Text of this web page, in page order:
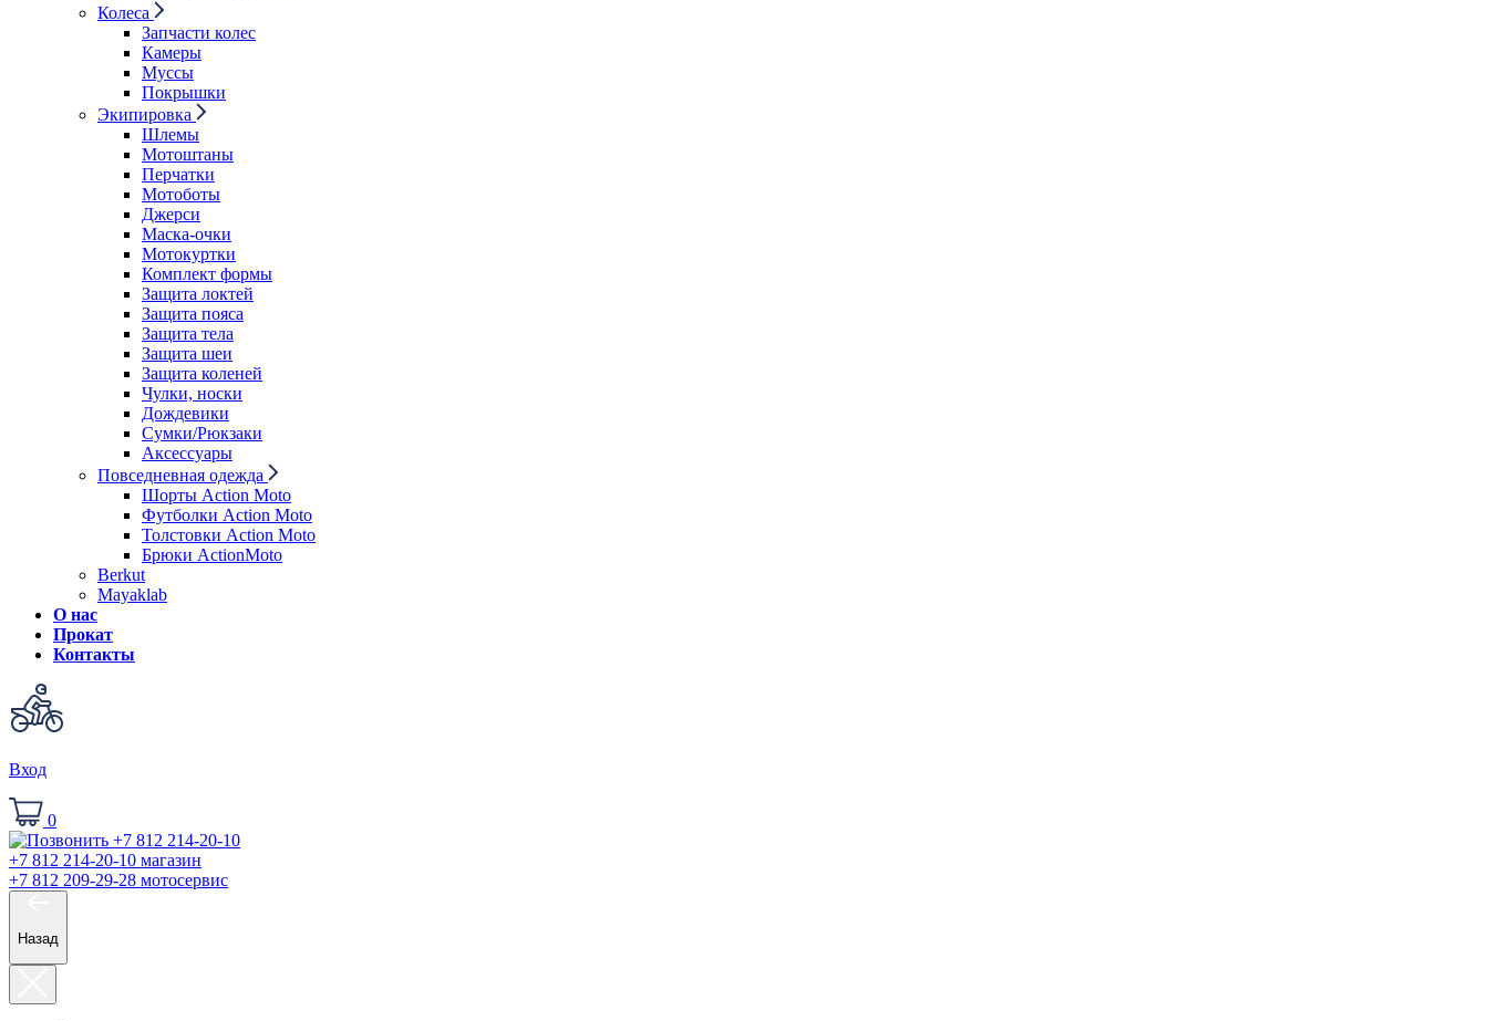
Колеса
Запчасти колес
Камеры
Муссы
Покрышки
Экипировка
Шлемы
Мотоштаны
Перчатки
Мотоботы
Джерси
Маска-очки
Мотокуртки
Комплект формы
Защита локтей
Защита пояса
Защита тела
Защита шеи
Защита коленей
Чулки, носки
Дождевики
Сумки/Рюкзаки
Аксессуары
Повседневная одежда
Шорты Action Moto
Футболки Action Moto
Толстовки Action Moto
Брюки ActionMoto
Berkut
Mayaklab
О нас
Прокат
Контакты
Вход
0
+7 812 214-20-10 магазин
+7 812 209-29-28 мотосервис
Назад